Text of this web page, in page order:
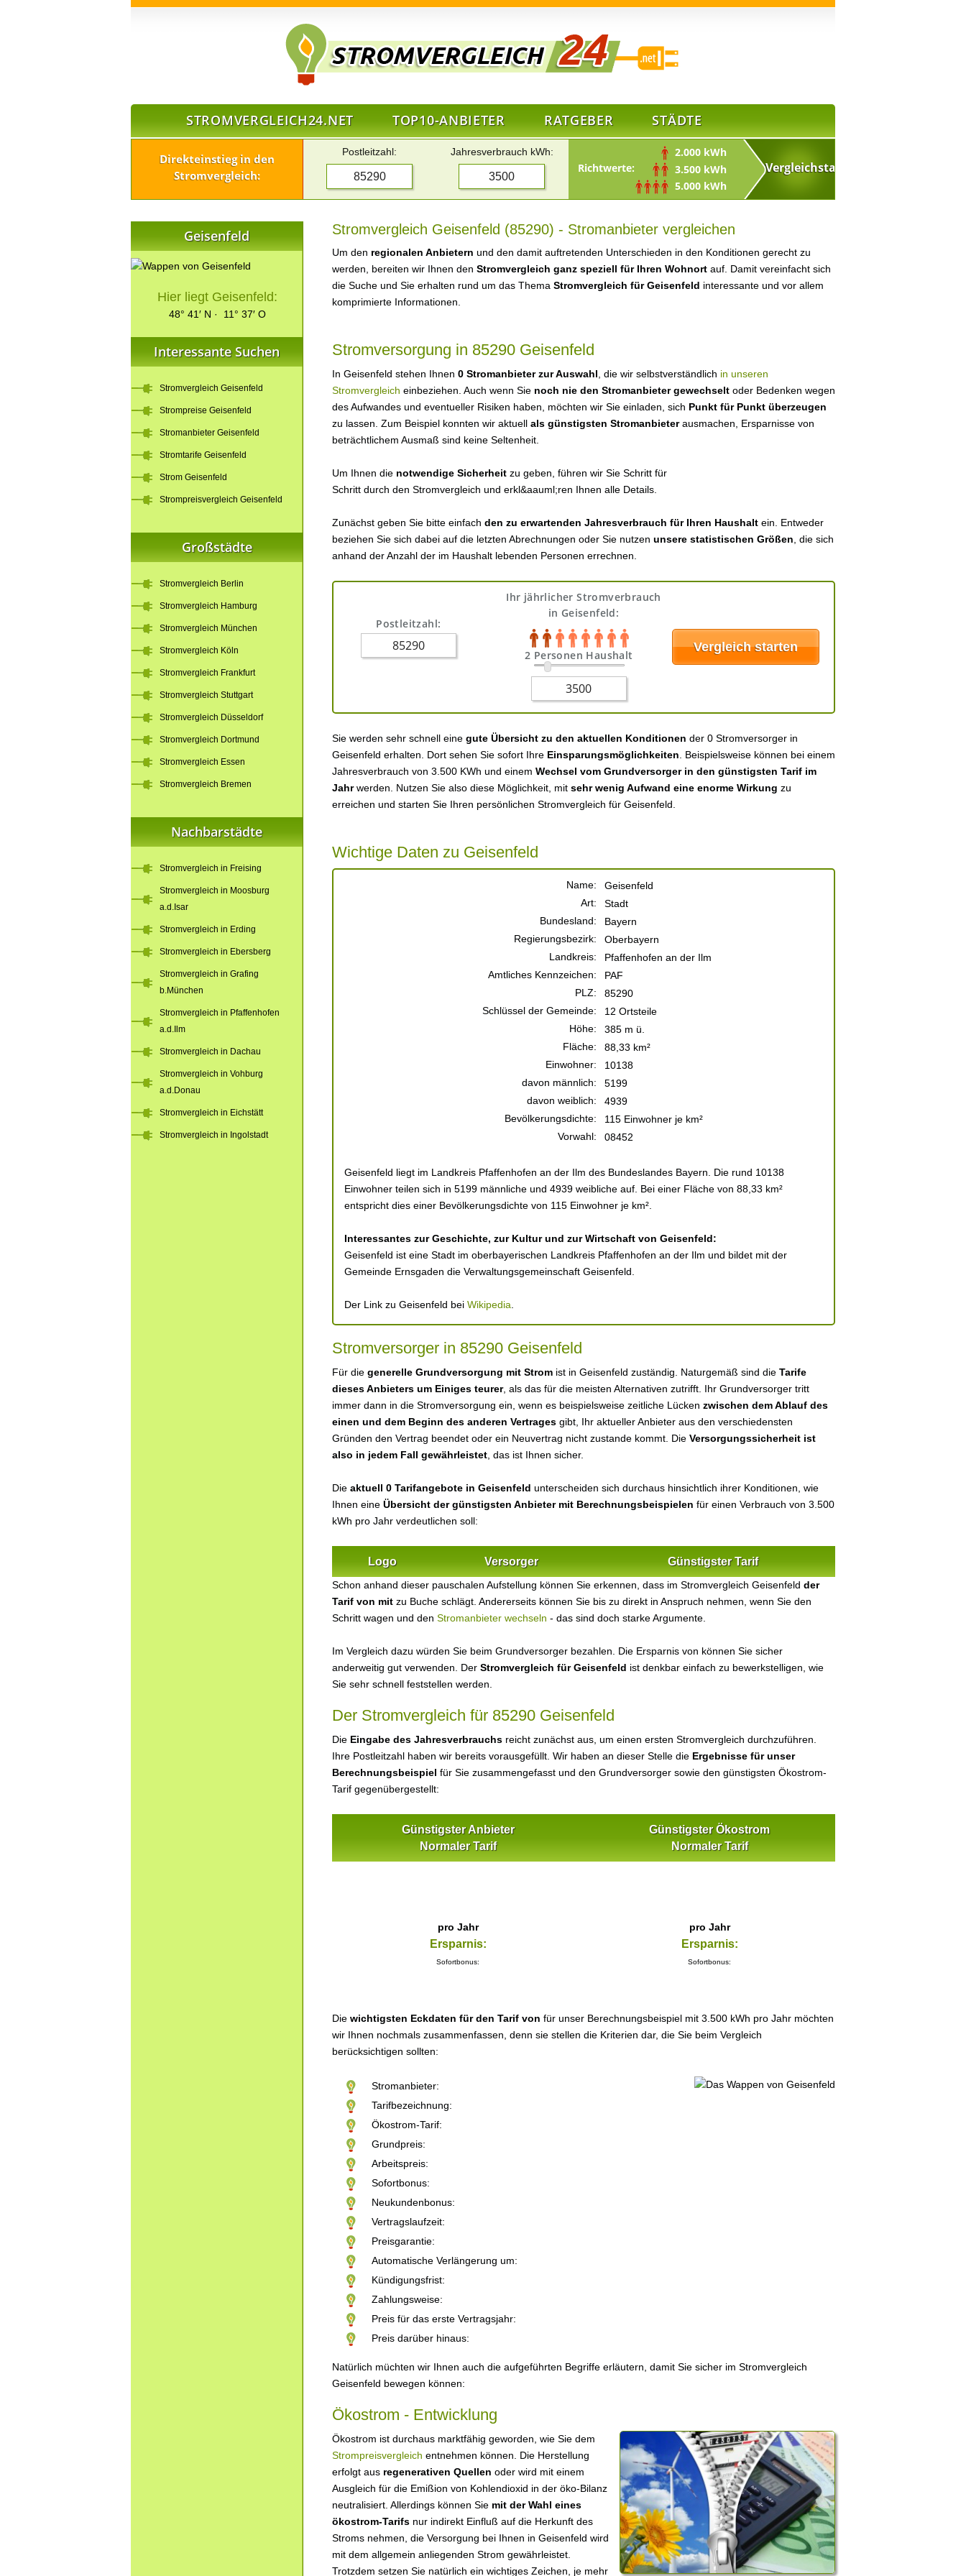
STROMVERGLEICH24.NET TOP10-ANBIETER RATGEBER STÄDTE
Direkteinstieg in den
Stromvergleich:
Postleitzahl: Jahresverbrauch kWh:
Richtwerte:
2.000 kWh
3.500 kWh
5.000 kWh
Stromvergleich Geisenfeld (85290) - Stromanbieter vergleichen
Um den regionalen Anbietern und den damit auftretenden Unterschieden in den Konditionen gerecht zu
werden, bereiten wir Ihnen den Stromvergleich ganz speziell für Ihren Wohnort auf. Damit vereinfacht sich
die Suche und Sie erhalten rund um das Thema Stromvergleich für Geisenfeld interessante und vor allem
komprimierte Informationen.
Stromversorgung in 85290 Geisenfeld
In Geisenfeld stehen Ihnen 0 Stromanbieter zur Auswahl , die wir selbstverständlich in unseren
Stromvergleich einbeziehen. Auch wenn Sie noch nie den Stromanbieter gewechselt oder Bedenken wegen
des Aufwandes und eventueller Risiken haben, möchten wir Sie einladen, sich Punkt für Punkt überzeugen
zu lassen. Zum Beispiel konnten wir aktuell als günstigsten Stromanbieterausmachen, Ersparnisse von
beträchtlichem Ausmaß sind keine Seltenheit.
Um Ihnen die notwendige Sicherheit zu geben, führen wir Sie Schritt für
Schritt durch den Stromvergleich und erkl&aauml;ren Ihnen alle Details.
Zunächst geben Sie bitte einfach den zu erwartenden Jahresverbrauch für Ihren Haushalt ein. Entweder
beziehen Sie sich dabei auf die letzten Abrechnungen oder Sie nutzen unsere statistischen Größen , die sich
anhand der Anzahl der im Haushalt lebenden Personen errechnen.
Postleitzahl:
Ihr jährlicher Stromverbrauch
in Geisenfeld:
2 Personen Haushalt
Sie werden sehr schnell eine gute Übersicht zu den aktuellen Konditionen der 0 Stromversorger in
Geisenfeld erhalten. Dort sehen Sie sofort Ihre Einsparungsmöglichkeiten . Beispielsweise können bei einem
Jahresverbrauch von 3.500 KWh und einem Wechsel vom Grundversorger in den günstigsten Tarif im
Jahrwerden. Nutzen Sie also diese Möglichkeit, mit sehr wenig Aufwand eine enorme Wirkung zu
erreichen und starten Sie Ihren persönlichen Stromvergleich für Geisenfeld.
Wichtige Daten zu Geisenfeld
Name:
Geisenfeld
Art:
Stadt
Bundesland:
Bayern
Regierungsbezirk:
Oberbayern
Landkreis:
Pfaffenhofen an der Ilm
Amtliches Kennzeichen:
PAF
PLZ:
85290
Schlüssel der Gemeinde:
12 Ortsteile
Höhe:
385 m ü.
Fläche:
88,33 km²
Einwohner:
10138
davon männlich:
5199
davon weiblich:
4939
Bevölkerungsdichte:
115 Einwohner je km²
Vorwahl:
08452
Geisenfeld liegt im Landkreis Pfaffenhofen an der Ilm des Bundeslandes Bayern. Die rund 10138
Einwohner teilen sich in 5199 männliche und 4939 weibliche auf. Bei einer Fläche von 88,33 km²
entspricht dies einer Bevölkerungsdichte von 115 Einwohner je km².
Interessantes zur Geschichte, zur Kultur und zur Wirtschaft von Geisenfeld:
Geisenfeld ist eine Stadt im oberbayerischen Landkreis Pfaffenhofen an der Ilm und bildet mit der
Gemeinde Ernsgaden die Verwaltungsgemeinschaft Geisenfeld.
Der Link zu Geisenfeld bei Wikipedia
Stromversorger in 85290 Geisenfeld
Für die generelle Grundversorgung mit Strom ist in Geisenfeld zuständig. Naturgemäß sind die Tarife
dieses Anbieters um Einiges teurer, als das für die meisten Alternativen zutrifft. Ihr Grundversorger tritt
immer dann in die Stromversorgung ein, wenn es beispielsweise zeitliche Lücken zwischen dem Ablauf des
einen und dem Beginn des anderen Vertrages gibt, Ihr aktueller Anbieter aus den verschiedensten
Gründen den Vertrag beendet oder ein Neuvertrag nicht zustande kommt. Die Versorgungssicherheit ist
also in jedem Fall gewährleistet , das ist Ihnen sicher.
Die aktuell 0 Tarifangebote in Geisenfeld unterscheiden sich durchaus hinsichtlich ihrer Konditionen, wie
Ihnen eine Übersicht der günstigsten Anbieter mit Berechnungsbeispielen für einen Verbrauch von 3.500
kWh pro Jahr verdeutlichen soll:
Logo Versorger Günstigster Tarif
Schon anhand dieser pauschalen Aufstellung können Sie erkennen, dass im Stromvergleich Geisenfeld der
Tarif von mit zu Buche schlägt. Andererseits können Sie bis zu direkt in Anspruch nehmen, wenn Sie den
Schritt wagen und den Stromanbieter wechseln - das sind doch starke Argumente.
Im Vergleich dazu würden Sie beim Grundversorger bezahlen. Die Ersparnis von können Sie sicher
anderweitig gut verwenden. Der Stromvergleich für Geisenfeld ist denkbar einfach zu bewerkstelligen, wie
Sie sehr schnell feststellen werden.
Der Stromvergleich für 85290 Geisenfeld
Die Eingabe des Jahresverbrauchs reicht zunächst aus, um einen ersten Stromvergleich durchzuführen.
Ihre Postleitzahl haben wir bereits vorausgefüllt. Wir haben an dieser Stelle die Ergebnisse für unser
Berechnungsbeispiel für Sie zusammengefasst und den Grundversorger sowie den günstigsten Ökostrom-
Tarif gegenübergestellt:
Günstigster Anbieter
Normaler Tarif
Günstigster Ökostrom
Normaler Tarif
pro Jahr
Ersparnis:
Sofortbonus:
pro Jahr
Ersparnis:
Sofortbonus:
Die wichtigsten Eckdaten für den Tarif von für unser Berechnungsbeispiel mit 3.500 kWh pro Jahr möchten
wir Ihnen nochmals zusammenfassen, denn sie stellen die Kriterien dar, die Sie beim Vergleich
berücksichtigen sollten:
Stromanbieter:
Tarifbezeichnung:
Ökostrom-Tarif:
Grundpreis:
Arbeitspreis:
Sofortbonus:
Neukundenbonus:
Vertragslaufzeit:
Preisgarantie:
Automatische Verlängerung um:
Kündigungsfrist:
Zahlungsweise:
Preis für das erste Vertragsjahr:
Preis darüber hinaus:
Natürlich müchten wir Ihnen auch die aufgeführten Begriffe erläutern, damit Sie sicher im Stromvergleich
Geisenfeld bewegen können:
Ökostrom - Entwicklung
Ökostrom ist durchaus marktfähig geworden, wie Sie dem
Strompreisvergleich entnehmen können. Die Herstellung
erfolgt aus regenerativen Quellen oder wird mit einem
Ausgleich für die Emißion von Kohlendioxid in der öko-Bilanz
neutralisiert. Allerdings können Sie mit der Wahl eines
ökostrom-Tarifs nur indirekt Einfluß auf die Herkunft des
Stroms nehmen, die Versorgung bei Ihnen in Geisenfeld wird
mit dem allgemein anliegenden Strom gewährleistet.
Trotzdem setzen Sie natürlich ein wichtiges Zeichen, je mehr
Geisenfeld
Hier liegt Geisenfeld:
48° 41′ N · 11° 37′ O
Interessante Suchen
Stromvergleich Geisenfeld
Strompreise Geisenfeld
Stromanbieter Geisenfeld
Stromtarife Geisenfeld
Strom Geisenfeld
Strompreisvergleich Geisenfeld
Großstädte
Stromvergleich Berlin
Stromvergleich Hamburg
Stromvergleich München
Stromvergleich Köln
Stromvergleich Frankfurt
Stromvergleich Stuttgart
Stromvergleich Düsseldorf
Stromvergleich Dortmund
Stromvergleich Essen
Stromvergleich Bremen
Nachbarstädte
Stromvergleich in Freising
Stromvergleich in Moosburg
a.d.Isar
Stromvergleich in Erding
Stromvergleich in Ebersberg
Stromvergleich in Grafing
b.München
Stromvergleich in Pfaffenhofen
a.d.Ilm
Stromvergleich in Dachau
Stromvergleich in Vohburg
a.d.Donau
Stromvergleich in Eichstätt
Stromvergleich in Ingolstadt